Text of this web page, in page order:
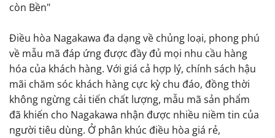
còn Bền"
Điều hòa Nagakawa đa dạng về chủng loại, phong phú
về mẫu mã đáp ứng được đầy đủ mọi nhu cầu hàng
hóa của khách hàng. Với giá cả hợp lý, chính sách hậu
mãi chăm sóc khách hàng cực kỳ chu đáo, đồng thời
không ngừng cải tiến chất lượng, mẫu mã sản phẩm
đã khiến cho Nagakawa nhận được nhiều niềm tin của
người tiêu dùng. Ở phân khúc điều hòa giá rẻ,